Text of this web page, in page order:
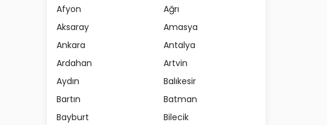
Afyon
Ağrı
Aksaray
Amasya
Ankara
Antalya
Ardahan
Artvin
Aydın
Balıkesir
Bartın
Batman
Bayburt
Bilecik